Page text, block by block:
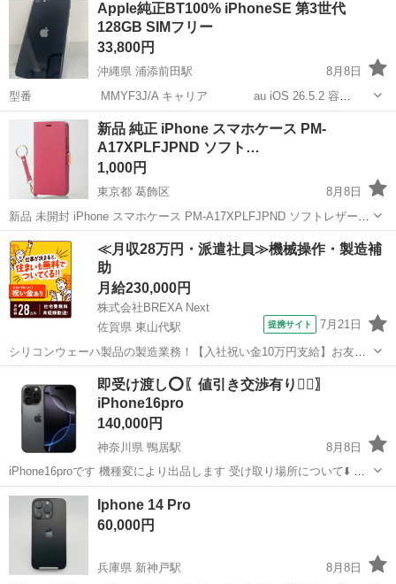
Apple純正BT100% iPhoneSE 第3世代
128GB SIMフリー
33,800円
沖縄県 浦添前田駅
8月8日
型番 MMYF3J/A キャリア au iOS 26.5.2 容
量 128GB バッテリー 100%（Apple純正） IMEI
沖縄 浦添市 浦添前田駅
新品 純正 iPhone スマホケース PM-
A17XPLFJPND ソフト…
1,000円
東京都 葛飾区
8月8日
新品 未開封 iPhone スマホケース PM-A17XPLFJPND ソフトレザーカ
バー ピンク です。 メーカー エレコム ELECOM 型 番 PM-
17AXPLFJPND カラー ピンク 対応機種 iPhone ...
東京 葛飾区 携帯アクセサリー スマホケース
≪月収28万円・派遣社員≫機械操作・製造補
助
月給230,000円
株式会社BREXA Next
佐賀県 東山代駅
提携サイト 7月21日
シリコンウェーハ製品の製造業務！【入社祝い金10万円支給】お友達
やカップルとの応募OK◎年間休日129日＆休出なしでプライベート充
実♪業務はクリーンルームで快適作業◎自社正社員登用制度あり★1食
300円～の格安食堂あり！《佐...
伊万里市 東山代駅 その他
即受け渡し⭕️〖値引き交渉有り🙆‍♀️〗
iPhone16pro
140,000円
神奈川県 鴨居駅
8月8日
iPhone16proです 機種変により出品します 受け取り場所について⬇️ 受
け取り場所を〖鴨居駅，ららぽ付近〗と記載してますが ご相談可能で
すので🙇‍♀️ 詳細⬇️ ・カラー：ブラックチタニウム ・ギガ数：256G...
神奈川 横浜市
Iphone 14 Pro
60,000円
兵庫県 新神戸駅
8月8日